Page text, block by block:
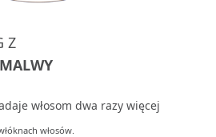
Z
włosom dwa razy więcej
włosów.